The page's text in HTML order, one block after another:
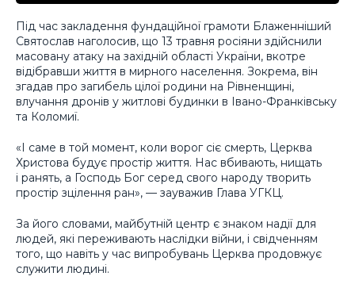
Під час закладення фундаційної грамоти Блаженніший
Святослав наголосив, що 13 травня росіяни здійснили
масовану атаку на західній області України, вкотре
відібравши життя в мирного населення. Зокрема, він
згадав про загибель цілої родини на Рівненщині,
влучання дронів у житлові будинки в Івано-Франківську
та Коломиї.
«І саме в той момент, коли ворог сіє смерть, Церква
Христова будує простір життя. Нас вбивають, нищать
і ранять, а Господь Бог серед свого народу творить
простір зцілення ран», — зауважив Глава УГКЦ.
За його словами, майбутній центр є знаком надії для
людей, які переживають наслідки війни, і свідченням
того, що навіть у час випробувань Церква продовжує
служити людині.